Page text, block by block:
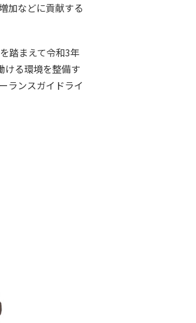
加などに貢献する
踏まえて令和3年
ける環境を整備す
ランスガイドライ